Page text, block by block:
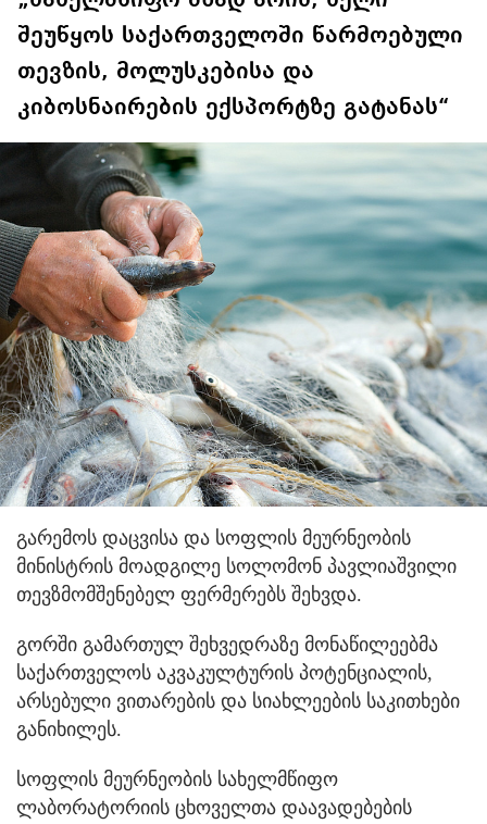
შეუწყოს საქართველოში წარმოებული
თევზის, მოლუსკებისა და
კიბოსნაირების ექსპორტზე გატანას“
გარემოს დაცვისა და სოფლის მეურნეობის
მინისტრის მოადგილე სოლომონ პავლიაშვილი
თევზმომშენებელ ფერმერებს შეხვდა.
გორში გამართულ შეხვედრაზე მონაწილეებმა
საქართველოს აკვაკულტურის პოტენციალის,
არსებული ვითარების და სიახლეების საკითხები
განიხილეს.
სოფლის მეურნეობის სახელმწიფო
ლაბორატორიის ცხოველთა დაავადებების